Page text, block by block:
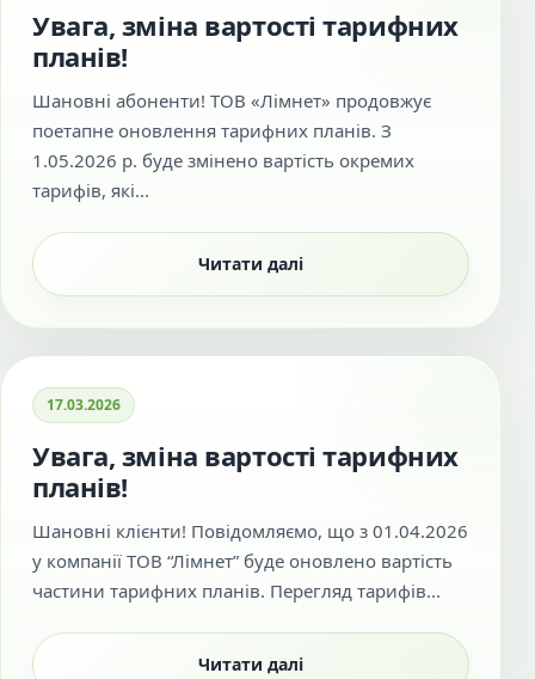
Увага, зміна вартості тарифних
планів!
Шановні абоненти! ТОВ «Лімнет» продовжує
поетапне оновлення тарифних планів. З
1.05.2026 р. буде змінено вартість окремих
тарифів, які...
Читати далі
17.03.2026
Увага, зміна вартості тарифних
планів!
Шановні клієнти! Повідомляємо, що з 01.04.2026
у компанії ТОВ “Лімнет” буде оновлено вартість
частини тарифних планів. Перегляд тарифів...
Читати далі